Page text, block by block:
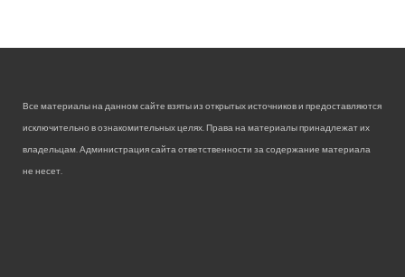
Все материалы на данном сайте взяты из открытых источников и предоставляются
исключительно в ознакомительных целях. Права на материалы принадлежат их
владельцам. Администрация сайта ответственности за содержание материала
не несет.